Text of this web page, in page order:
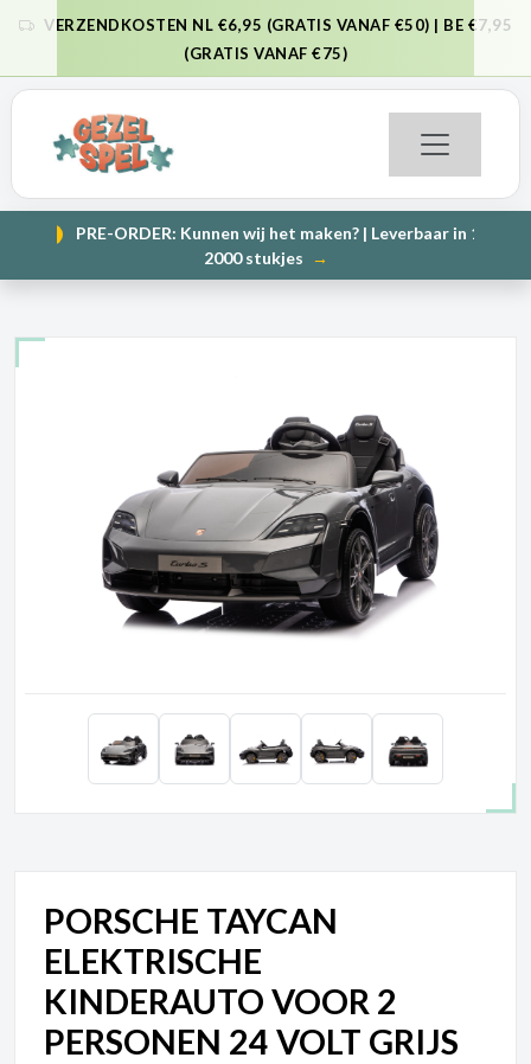
VERZENDKOSTEN NL €6,95 (GRATIS VANAF €50) | BE €7,95
(GRATIS VANAF €75)
PRE-ORDER: Kunnen wij het maken? | Leverbaar in 1000 en
2000 stukjes →
PORSCHE TAYCAN
ELEKTRISCHE
KINDERAUTO VOOR 2
PERSONEN 24 VOLT GRIJS